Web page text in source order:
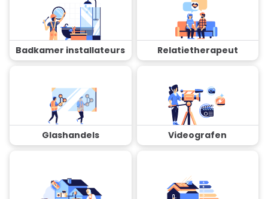
Badkamer installateurs Relatietherapeut
Glashandels Videografen